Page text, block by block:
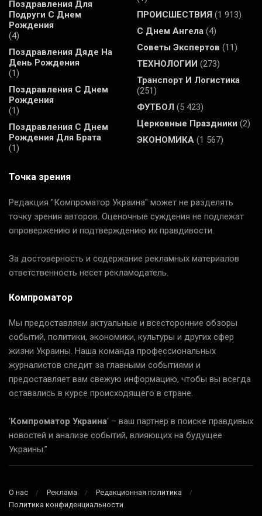
Поздравления Для
Подруги С Днем
Рождения
(4)
Поздравления Дяде На
День Рождения
(1)
Поздравления С Днем
Рождения
(1)
Поздравления С Днем
Рождения Для Брата
(1)
ПРОИСШЕСТВИЯ (1 913)
С Днем Ангела (4)
Советы Экспертов (11)
ТЕХНОЛОГИИ (273)
Транспорт И Логистика
(251)
ФУТБОЛ (5 423)
Церковные Праздники (2)
ЭКОНОМИКА (1 567)
Точка зрения
Редакция "Компроматор Украина" может не разделять
точку зрения авторов. Оценочные суждения не подлежат
опровержению и подтверждению их правдивости.
За достоверность и содержание рекламных материалов
ответственность несет рекламодатель.
Компроматор
Мы предоставляем актуальные и всесторонние обзоры
событий, политики, экономики, культуры и других сфер
жизни Украины. Наша команда профессиональных
журналистов следит за главными событиями и
предоставляет вам свежую информацию, чтобы вы всегда
оставались в курсе происходящего в стране.
‘Компроматор Украина‘ – ваш партнер в поиске правдивых
новостей и анализе событий, влияющих на будущее
Украины.”
О нас Реклама
Редакционная политика
Политика конфиденциальности